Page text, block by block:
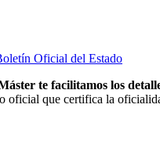
Oficial del Estado
te facilitamos los
oficial que certifica la